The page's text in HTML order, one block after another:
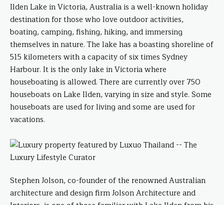
Ilden Lake in Victoria, Australia is a well-known holiday
destination for those who love outdoor activities,
boating, camping, fishing, hiking, and immersing
themselves in nature. The lake has a boasting shoreline of
515 kilometers with a capacity of six times Sydney
Harbour. It is the only lake in Victoria where
houseboating is allowed. There are currently over 750
houseboats on Lake Ilden, varying in size and style. Some
houseboats are used for living and some are used for
vacations.
Stephen Jolson, co-founder of the renowned Australian
architecture and design firm Jolson Architecture and